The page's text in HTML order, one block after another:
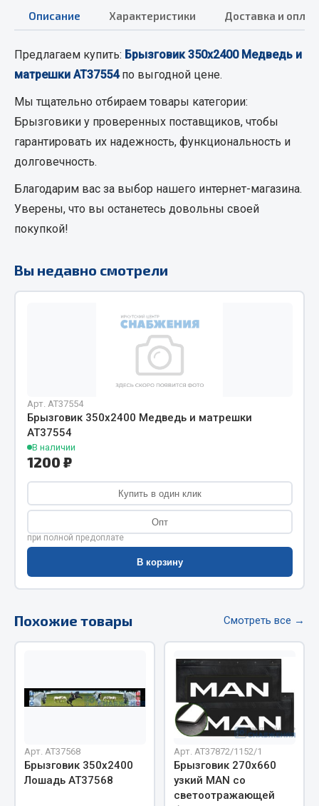
Охладжающие жидкости
Весь раздел
МЕТИЗЫ
Болты
Гайки
Соединительные элементы
Camozzi
Адаптеры и переходники
Тройники
Трубки, муфты, гайки
Угольники
Весь раздел
Режущий инструмент
Столярный инструмент
Показать ещё
Описание Характеристики Доставка и
Предлагаем купить: Брызговик 350х2400 Медведь и
матрешки АТ37554по выгодной цене.
Мы тщательно отбираем товары категории:
Брызговики у проверенных поставщиков, чтобы
гарантировать их надежность, функциональность и
долговечность.
Благодарим вас за выбор нашего интернет-магазина.
Уверены, что вы останетесь довольны своей
покупкой!
Вы недавно смотрели
Арт. AT37554
Брызговик 350х2400 Медведь и матрешки
АТ37554
В наличии
1200 ₽
Купить в один клик
Опт
при полной предоплате
В корзину
Похожие товары Смотреть все →
Арт. AT37568
Брызговик 350х2400
Лошадь АТ37568
Арт. AT37872/1152/1
Брызговик 270х660
узкий MAN со
светоотражающей